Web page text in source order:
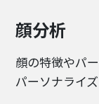
顔分析
顔の特徴やパ
パーソナライ